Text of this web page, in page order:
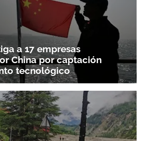
a 17 empresas
China por captación
tecnológico